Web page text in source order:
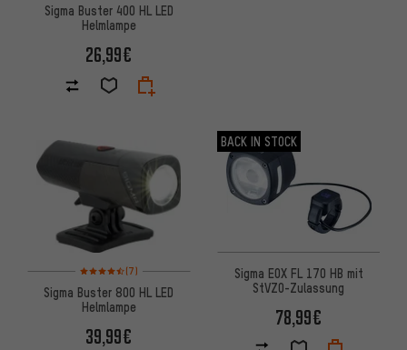
Sigma Buster 400 HL LED
Helmlampe
26,99€
Bewertungen: 4,5 von 5 basierend auf 7 Bewertungen
(7)
Sigma Buster 800 HL LED
Helmlampe
39,99€
BACK IN STOCK
Sigma EOX FL 170 HB mit
StVZO-Zulassung
78,99€